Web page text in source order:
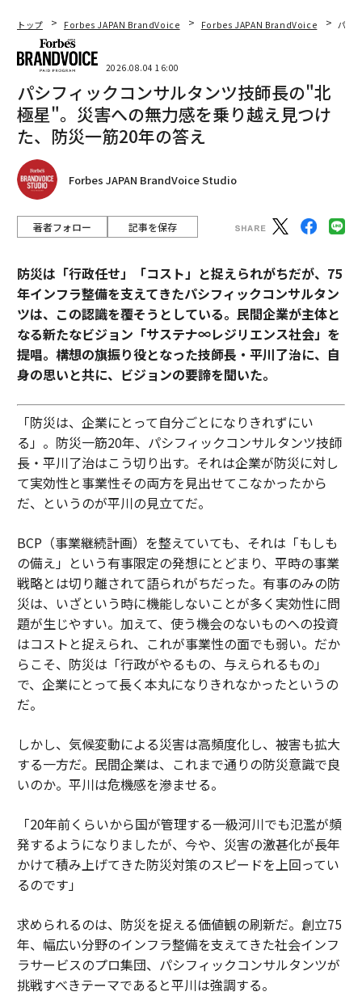
トップ Forbes JAPAN BrandVoice Forbes JAPAN BrandVoice パシ
2026.08.04 16:00
パシフィックコンサルタンツ技師長の"北
極星"。災害への無力感を乗り越え見つけ
た、防災一筋20年の答え
Forbes JAPAN BrandVoice Studio
著者フォロー 記事を保存
防災は「行政任せ」「コスト」と捉えられがちだが、75
年インフラ整備を支えてきたパシフィックコンサルタン
ツは、この認識を覆そうとしている。民間企業が主体と
なる新たなビジョン「サステナ∞レジリエンス社会」を
提唱。構想の旗振り役となった技師長・平川了治に、自
身の思いと共に、ビジョンの要諦を聞いた。
「防災は、企業にとって自分ごとになりきれずにい
る」。防災一筋20年、パシフィックコンサルタンツ技師
長・平川了治はこう切り出す。それは企業が防災に対し
て実効性と事業性その両方を見出せてこなかったから
だ、というのが平川の見立てだ。
BCP（事業継続計画）を整えていても、それは「もしも
の備え」という有事限定の発想にとどまり、平時の事業
戦略とは切り離されて語られがちだった。有事のみの防
災は、いざという時に機能しないことが多く実効性に問
題が生じやすい。加えて、使う機会のないものへの投資
はコストと捉えられ、これが事業性の面でも弱い。だか
らこそ、防災は「行政がやるもの、与えられるもの」
で、企業にとって長く本丸になりきれなかったというの
だ。
しかし、気候変動による災害は高頻度化し、被害も拡大
する一方だ。民間企業は、これまで通りの防災意識で良
いのか。平川は危機感を滲ませる。
「20年前くらいから国が管理する一級河川でも氾濫が頻
発するようになりましたが、今や、災害の激甚化が長年
かけて積み上げてきた防災対策のスピードを上回ってい
るのです」
求められるのは、防災を捉える価値観の刷新だ。創立75
年、幅広い分野のインフラ整備を支えてきた社会インフ
ラサービスのプロ集団、パシフィックコンサルタンツが
挑戦すべきテーマであると平川は強調する。